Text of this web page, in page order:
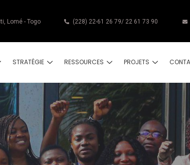
Lomé - Togo (228) 22-61 26 79/ 22 61 73 90
STRATÉGIE RESSOURCES PROJETS